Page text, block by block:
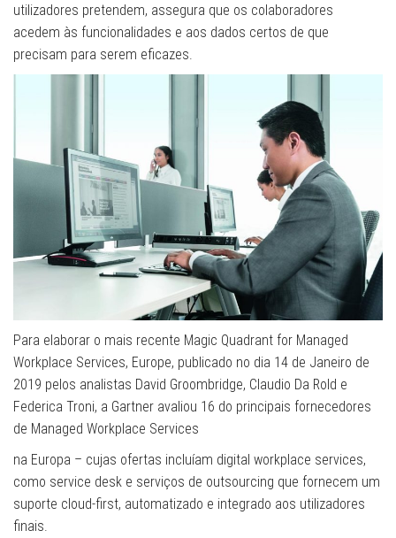
utilizadores pretendem, assegura que os colaboradores
acedem às funcionalidades e aos dados certos de que
precisam para serem eficazes.
Para elaborar o mais recente Magic Quadrant for Managed
Workplace Services, Europe, publicado no dia 14 de Janeiro de
2019 pelos analistas David Groombridge, Claudio Da Rold e
Federica Troni, a Gartner avaliou 16 do principais fornecedores
de Managed Workplace Services
na Europa – cujas ofertas incluíam digital workplace services,
como service desk e serviços de outsourcing que fornecem um
suporte cloud-first, automatizado e integrado aos utilizadores
finais.